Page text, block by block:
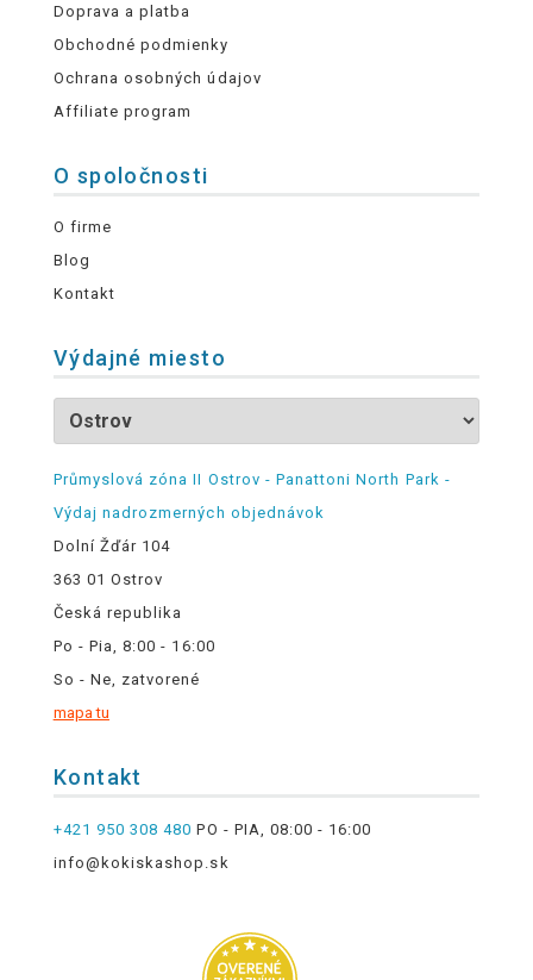
Doprava a platba
Obchodné podmienky
Ochrana osobných údajov
Affiliate program
O spoločnosti
O firme
Blog
Kontakt
Výdajné miesto
Průmyslová zóna II Ostrov - Panattoni North Park -
Výdaj nadrozmerných objednávok
Dolní Žďár 104
363 01 Ostrov
Česká republika
Po - Pia, 8:00 - 16:00
So - Ne, zatvorené
mapa tu
Kontakt
+421 950 308 480 PO - PIA, 08:00 - 16:00
info@kokiskashop.sk